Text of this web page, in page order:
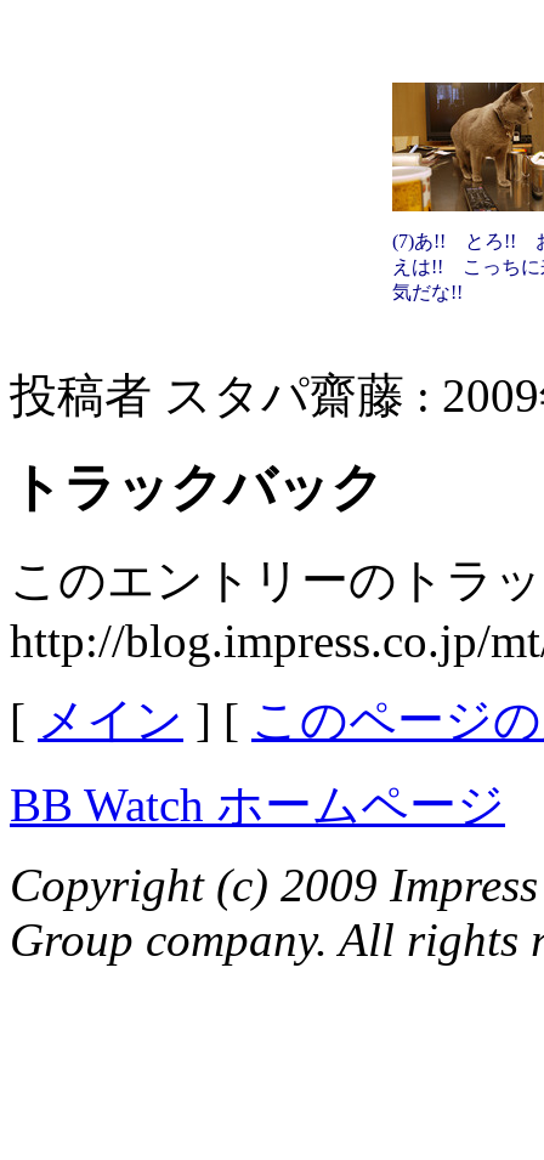
(7)あ!! とろ!!
えは!! こっちに
気だな!!
投稿者 スタパ齋藤 :
トラックバック
このエントリーのトラ
http://blog.impress.co.jp/
[ メイン ] [ このページ
BB Watch ホームページ
Copyright (c) 2009
Group company. All rights